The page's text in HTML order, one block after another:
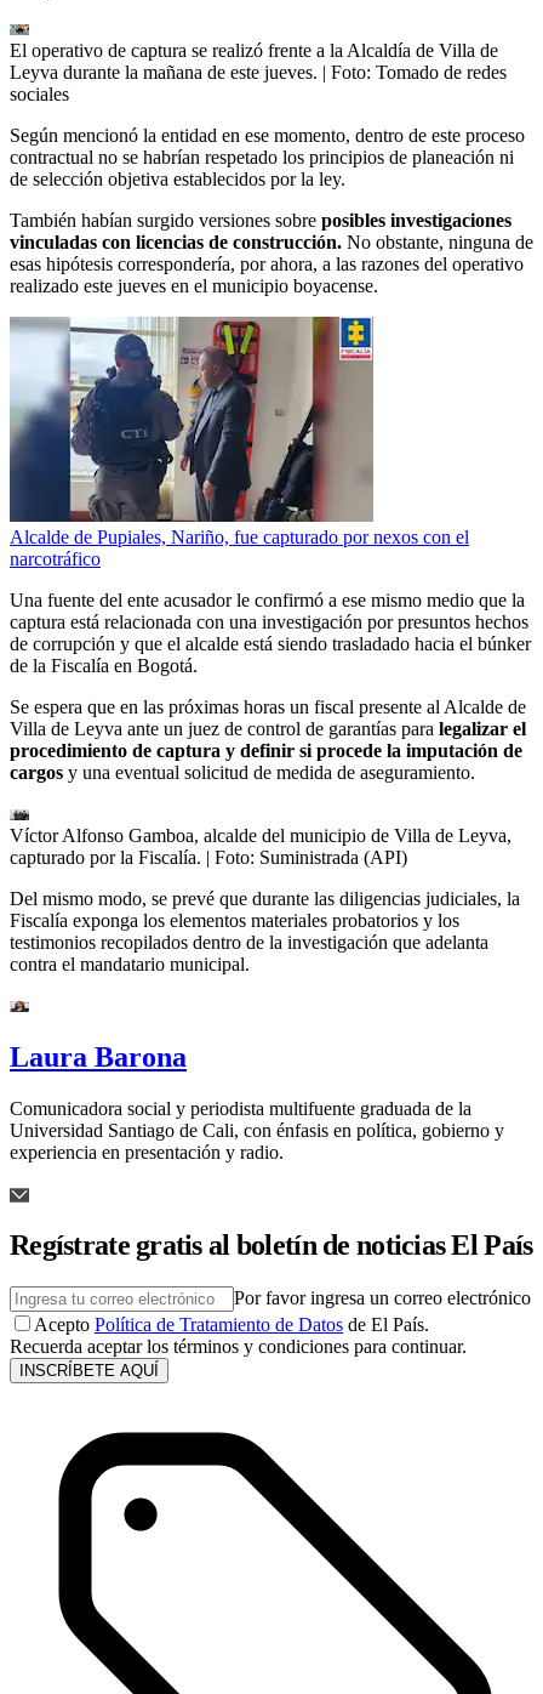
El operativo de captura se realizó frente a la Alcaldía de Villa de
Leyva durante la mañana de este jueves. | Foto: Tomado de redes
sociales
Según mencionó la entidad en ese momento, dentro de este proceso
contractual no se habrían respetado los principios de planeación ni
de selección objetiva establecidos por la ley.
También habían surgido versiones sobre posibles investigaciones
vinculadas con licencias de construcción. No obstante, ninguna de
esas hipótesis correspondería, por ahora, a las razones del operativo
realizado este jueves en el municipio boyacense.
Alcalde de Pupiales, Nariño, fue capturado por nexos con el
narcotráfico
Una fuente del ente acusador le confirmó a ese mismo medio que la
captura está relacionada con una investigación por presuntos hechos
de corrupción y que el alcalde está siendo trasladado hacia el búnker
de la Fiscalía en Bogotá.
Se espera que en las próximas horas un fiscal presente al Alcalde de
Villa de Leyva ante un juez de control de garantías para legalizar el
procedimiento de captura y definir si procede la imputación de
cargos y una eventual solicitud de medida de aseguramiento.
Víctor Alfonso Gamboa, alcalde del municipio de Villa de Leyva,
capturado por la Fiscalía. | Foto: Suministrada (API)
Del mismo modo, se prevé que durante las diligencias judiciales, la
Fiscalía exponga los elementos materiales probatorios y los
testimonios recopilados dentro de la investigación que adelanta
contra el mandatario municipal.
Laura Barona
Comunicadora social y periodista multifuente graduada de la
Universidad Santiago de Cali, con énfasis en política, gobierno y
experiencia en presentación y radio.
Regístrate gratis al boletín de noticias El País
Por favor ingresa un correo electrónico
Acepto Política de Tratamiento de Datos de El País.
Recuerda aceptar los términos y condiciones para continuar.
INSCRÍBETE AQUÍ